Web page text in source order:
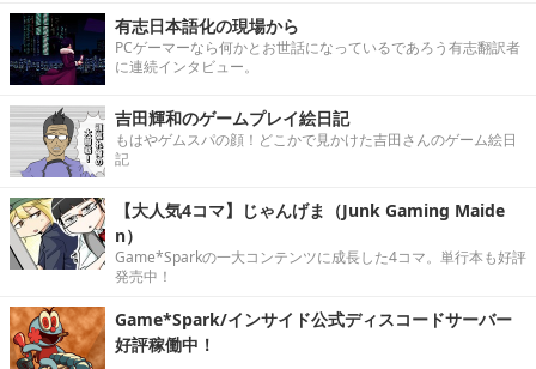
有志日本語化の現場から
PCゲーマーなら何かとお世話になっているであろう有志翻訳者
に連続インタビュー。
吉田輝和のゲームプレイ絵日記
もはやゲムスパの顔！どこかで見かけた吉田さんのゲーム絵日
記
【大人気4コマ】じゃんげま（Junk Gaming Maide
n）
Game*Sparkの一大コンテンツに成長した4コマ。単行本も好評
発売中！
Game*Spark/インサイド公式ディスコードサーバー
好評稼働中！